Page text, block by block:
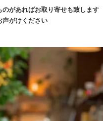
があればお取り寄せも致します
声がけください